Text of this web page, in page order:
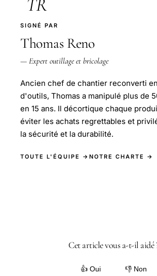
TR
SIGNÉ PAR
Thomas Reno
— Expert outillage et bricolage
Ancien chef de chantier reconverti
d'outils, Thomas a manipulé plus de
en 15 ans. Il décortique chaque
éviter les achats regrettables et
la sécurité et la durabilité.
TOUTE L'ÉQUIPE → NOTRE CHARTE →
Cet article vous a-t-il aidé
👍 Oui 👎 Non